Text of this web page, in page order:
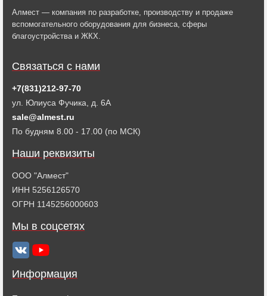
Алмест — компания по разработке, производству и продаже
вспомогательного оборудования для бизнеса, сферы
благоустройства и ЖКХ.
Информация
Связаться с нами
+7(831)212-97-70
ул. Юлиуса Фучика, д. 6А
sale@almest.ru
По будням 8.00 - 17.00 (по МСК)
Наши реквизиты
ООО "Алмест"
ИНН 5256126570
ОГРН 1145256000603
Мы в соцсетях